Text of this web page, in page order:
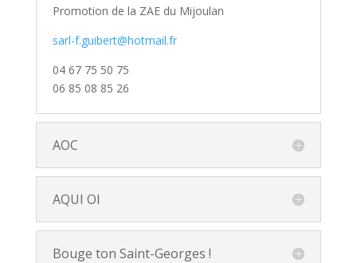
Promotion de la ZAE du Mijoulan
sarl-f.guibert@hotmail.fr
04 67 75 50 75
06 85 08 85 26
AOC
AQUI OI
Bouge ton Saint-Georges !